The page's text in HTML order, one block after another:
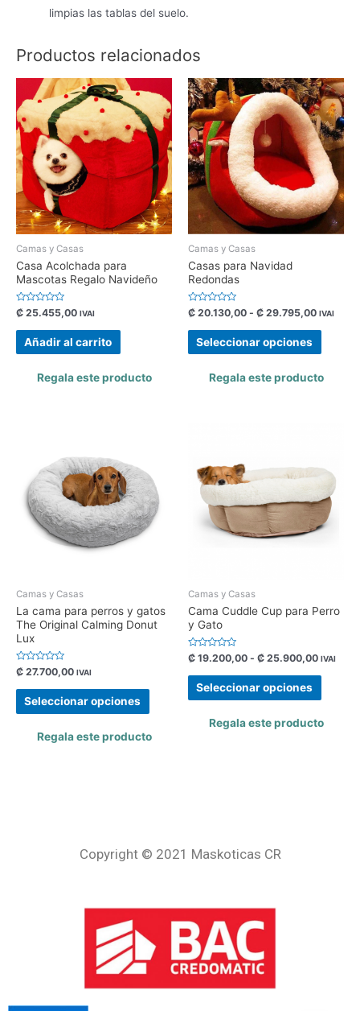
limpias las tablas del suelo.
Productos relacionados
Camas y Casas
Casa Acolchada para
Mascotas Regalo Navideño
Valorado
con
0
₡ 25.455,00 IVAI
Añadir al carrito
Regala este producto
Camas y Casas
Casas para Navidad
Redondas
Valorado
con
0
₡ 20.130,00 - ₡ 29.795,00 IVAI
Seleccionar opciones
Regala este producto
Camas y Casas
La cama para perros y gatos
The Original Calming Donut
Lux
Valorado
con
0
₡ 27.700,00 IVAI
Seleccionar opciones
Regala este producto
Camas y Casas
Cama Cuddle Cup para Perro
y Gato
Valorado
con
0
₡ 19.200,00 - ₡ 25.900,00 IVAI
Seleccionar opciones
Regala este producto
Copyright © 2021 Maskoticas CR